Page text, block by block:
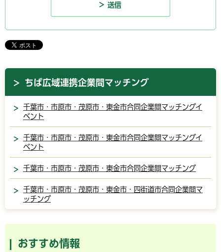
ちば広域連携企業間マッチング
千葉市・市原市・茂原市・東金市合同企業間マッチングイ
ベント
千葉市・市原市・茂原市・東金市合同企業間マッチングイ
ベント
千葉市・市原市・茂原市・東金市合同企業間マッチング
千葉市・市原市・茂原市・東金市・四街道市合同企業間マ
ッチング
おすすめ情報